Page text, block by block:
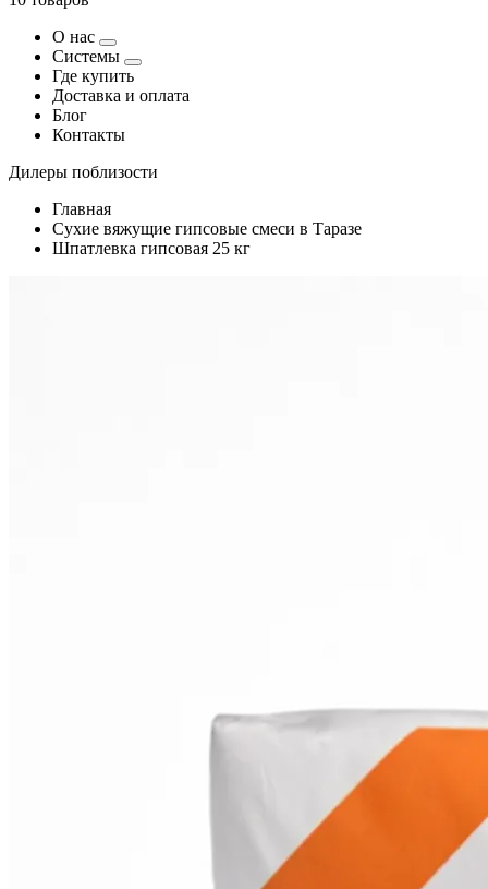
О нас
Системы
Где купить
Доставка и оплата
Блог
Контакты
Дилеры поблизости
Главная
Сухие вяжущие гипсовые смеси в Таразе
Шпатлевка гипсовая 25 кг